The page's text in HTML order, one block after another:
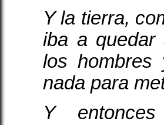
Y la tierra,
iba a quedar
los
nada para
Y